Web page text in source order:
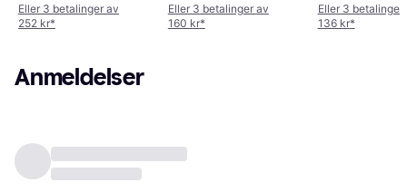
Eller 3 betalinger av
252 kr*
Eller 3 betalinger av
160 kr*
Eller 3 betalinger
136 kr*
Anmeldelser